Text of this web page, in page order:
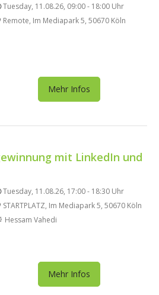
Tuesday, 11.08.26, 09:00 - 18:00 Uhr
Remote, Im Mediapark 5, 50670 Köln
Mehr Infos
mit LinkedIn und
Tuesday, 11.08.26, 17:00 - 18:30 Uhr
STARTPLATZ, Im Mediapark 5, 50670 Köln
Hessam Vahedi
Mehr Infos